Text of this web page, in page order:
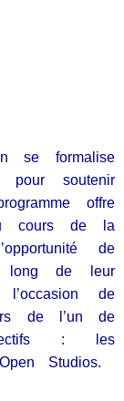
se formalise
pour soutenir
offre
cours de la
de
long de leur
de
de l’un de
: les
Studios.